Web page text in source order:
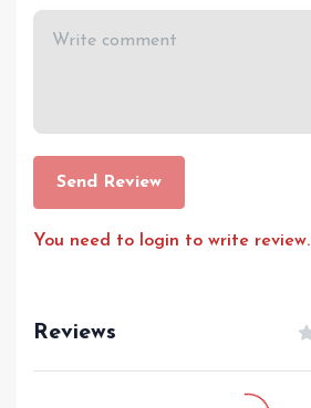
Send Review
You need to login to write review.
Reviews